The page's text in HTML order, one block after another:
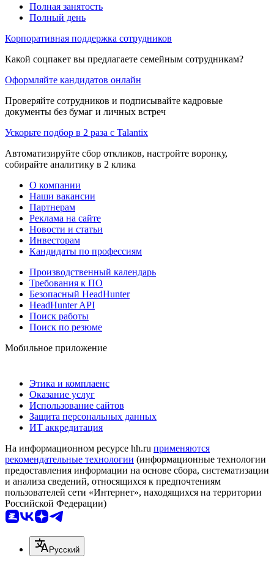
Полная занятость
Полный день
Корпоративная поддержка сотрудников
Какой соцпакет вы предлагаете семейным сотрудникам?
Оформляйте кандидатов онлайн
Проверяйте сотрудников и подписывайте кадровые
документы без бумаг и личных встреч
Ускорьте подбор в 2 раза с Talantix
Автоматизируйте сбор откликов, настройте воронку,
собирайте аналитику в 2 клика
О компании
Наши вакансии
Партнерам
Реклама на сайте
Новости и статьи
Инвесторам
Кандидаты по профессиям
Производственный календарь
Требования к ПО
Безопасный HeadHunter
HeadHunter API
Поиск работы
Поиск по резюме
Мобильное приложение
Этика и комплаенс
Оказание услуг
Использование сайтов
Защита персональных данных
ИТ аккредитация
На информационном ресурсе hh.ru применяются
рекомендательные технологии (информационные технологии
предоставления информации на основе сбора, систематизации
и анализа сведений, относящихся к предпочтениям
пользователей сети «Интернет», находящихся на территории
Российской Федерации)
Русский